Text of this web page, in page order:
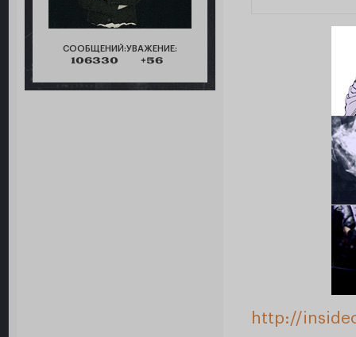
СООБЩЕНИЙ:
106330
УВАЖЕНИЕ:
+56
http://